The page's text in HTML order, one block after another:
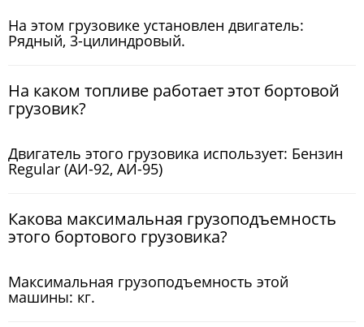
На этом грузовике установлен двигатель:
Рядный, 3-цилиндровый.
На каком топливе работает этот бортовой
грузовик?
Двигатель этого грузовика использует: Бензин
Regular (АИ-92, АИ-95)
Какова максимальная грузоподъемность
этого бортового грузовика?
Максимальная грузоподъемность этой
машины: кг.